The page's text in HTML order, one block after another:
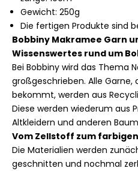
Gewicht: 250g
Die fertigen Produkte sind
Bobbiny Makramee Garn
Wissenswertes rund um
Bei Bobbiny wird das Thema
großgeschrieben. Alle Garne,
bekommt, werden aus
Diese werden wiederum aus
Altkleidern und anderen
Vom Zellstoff zum
Die Materialien werden
geschnitten und nochmal